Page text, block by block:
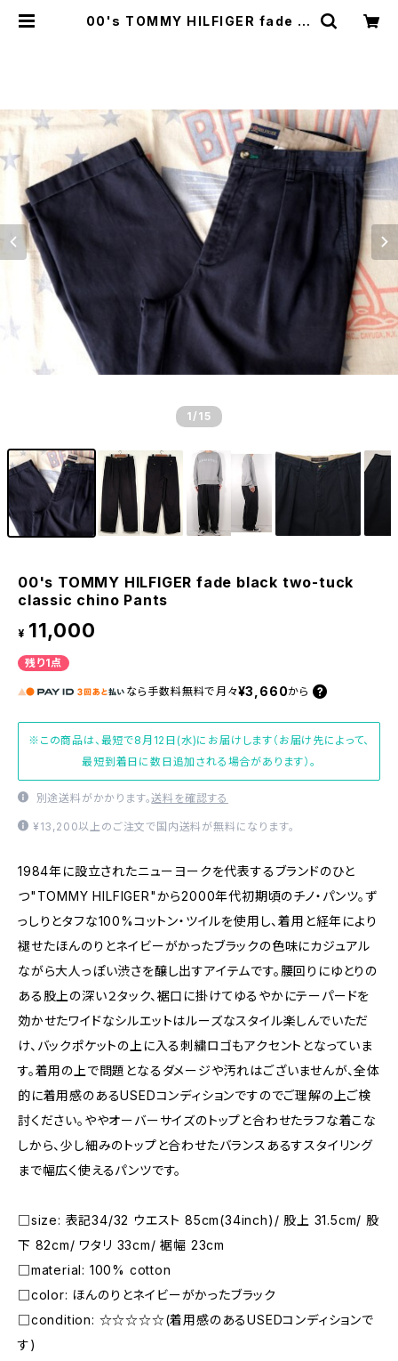
00's TOMMY HILFIGER fade bl
1 /15
00's TOMMY HILFIGER fade black two-tuck
classic chino Pants
¥ 11,000
残り1点
なら 手数料無料で 月々¥3,660から
※この商品は、最短で8月12日(水)にお届けします（お届け先によって、
最短到着日に数日追加される場合があります）。
別途送料がかかります。送料を確認する
¥13,200以上のご注文で国内送料が無料になります。
1984年に設立されたニューヨークを代表するブランドのひと
つ"TOMMY HILFIGER"から2000年代初期頃のチノ・パンツ。ず
っしりとタフな100%コットン・ツイルを使用し、着用と経年により
褪せたほんのりとネイビーがかったブラックの色味にカジュアル
ながら大人っぽい渋さを醸し出すアイテムです。腰回りにゆとりの
ある股上の深い２タック、裾口に掛けてゆるやかにテーパードを
効かせたワイドなシルエットはルーズなスタイル楽しんでいただ
け、バックポケットの上に入る刺繍ロゴもアクセントとなっていま
す。着用の上で問題となるダメージや汚れはございませんが、全体
的に着用感のあるUSEDコンディションですのでご理解の上ご検
討ください。ややオーバーサイズのトップと合わせたラフな着こな
しから、少し細みのトップと合わせたバランスあるすスタイリング
まで幅広く使えるパンツです。
□size: 表記34/32 ウエスト 85cm(34inch)/ 股上 31.5cm/ 股
下 82cm/ ワタリ 33cm/ 裾幅 23cm
□material: 100% cotton
□color: ほんのりとネイビーがかったブラック
□condition: ☆☆☆☆☆(着用感のあるUSEDコンディションで
す)